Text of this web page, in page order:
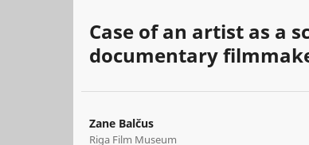
Case of an artist as a
documentary
Zane Balčus
Riga Film Museum